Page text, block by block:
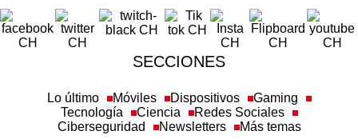
SECCIONES
Lo último Móviles Dispositivos
Gaming
Tecnología
Ciencia
Redes Sociales
Ciberseguridad
Newsletters Más temas